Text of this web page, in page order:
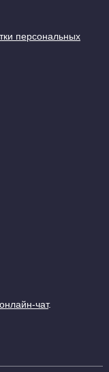
персональных
онлайн-чат.